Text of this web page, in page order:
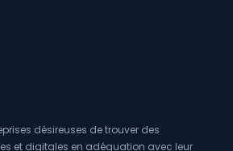
désireuses de trouver des
et digitales en adéquation avec leur